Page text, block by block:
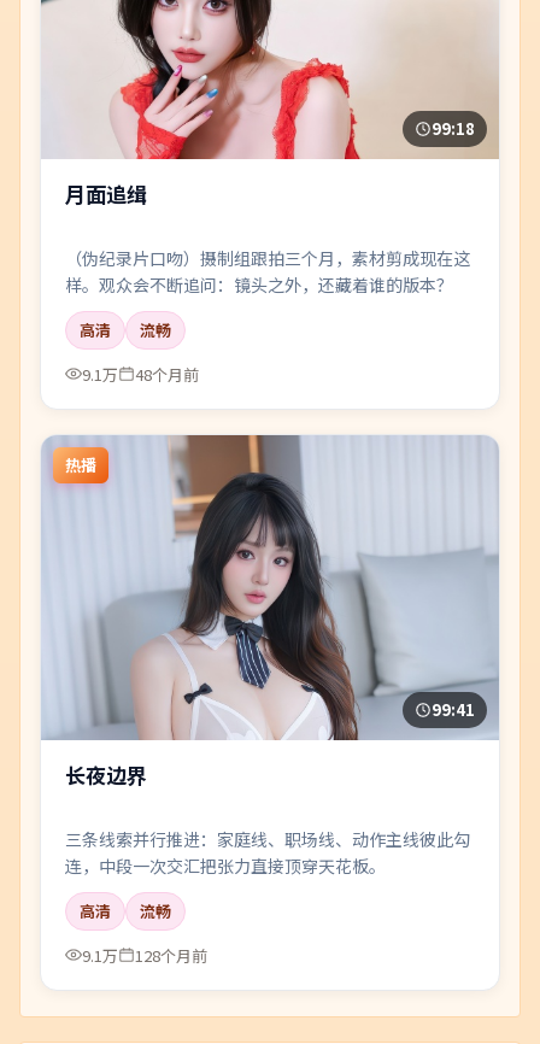
99:18
月面追缉
（伪纪录片口吻）摄制组跟拍三个月，素材剪成现在这
样。观众会不断追问：镜头之外，还藏着谁的版本？
高清
流畅
9.1万
48个月前
热播
99:41
长夜边界
三条线索并行推进：家庭线、职场线、动作主线彼此勾
连，中段一次交汇把张力直接顶穿天花板。
高清
流畅
9.1万
128个月前